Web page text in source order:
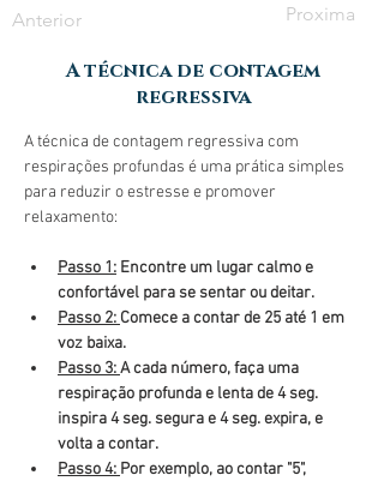
Anterior Proxima
A técnica de contagem
regressiva
A técnica de contagem regressiva com
respirações profundas é uma prática simples
para reduzir o estresse e promover
relaxamento:
Passo 1: Encontre um lugar calmo e
confortável para se sentar ou deitar.
Passo 2: Comece a contar de 25 até 1 em
voz baixa.
Passo 3: A cada número, faça uma
respiração profunda e lenta de 4 seg.
inspira 4 seg. segura e 4 seg. expira, e
volta a contar.
Passo 4: Por exemplo, ao contar "5",